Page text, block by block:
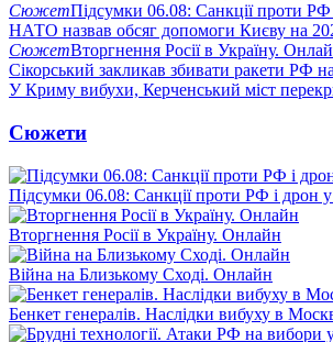
СюжетПідсумки 06.08: Санкції проти
НАТО назвав обсяг допомоги Києву на
СюжетВторгнення Росії в Україну.
Сікорський закликав збивати ракети РФ
У Криму вибухи, Керченський міст
Сюжети
Підсумки 06.08: Санкції проти РФ і дрон
Вторгнення Росії в Україну. Онлайн
Війна на Близькому Сході. Онлайн
Бенкет генералів. Наслідки вибуху в